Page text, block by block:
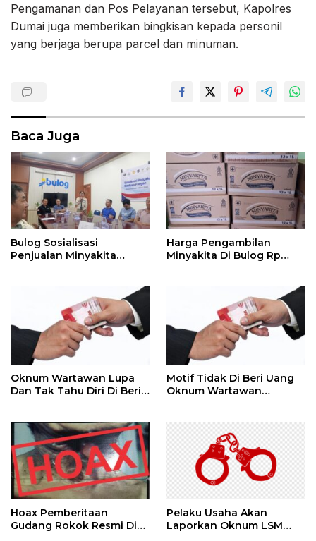
Pengamanan dan Pos Pelayanan tersebut, Kapolres
Dumai juga memberikan bingkisan kepada personil
yang berjaga berupa parcel dan minuman.
Baca Juga
Bulog Sosialisasi
Penjualan Minyakita
Harga Pengambilan
Minyakita Di Bulog Rp
Oknum Wartawan Lupa
Dan Tak Tahu Diri Di Beri
Motif Tidak Di Beri Uang
Oknum Wartawan
Seperti Di Mall
Menawarkan Hadiah
Hoax Pemberitaan
Gudang Rokok Resmi Di
Pelaku Usaha Akan
Laporkan Oknum LSM